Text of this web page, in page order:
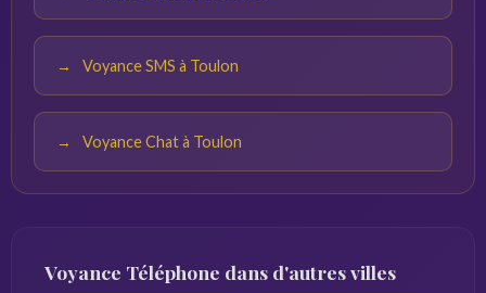
Voyance SMS à Toulon
Voyance Chat à Toulon
Voyance Téléphone dans d'autres villes